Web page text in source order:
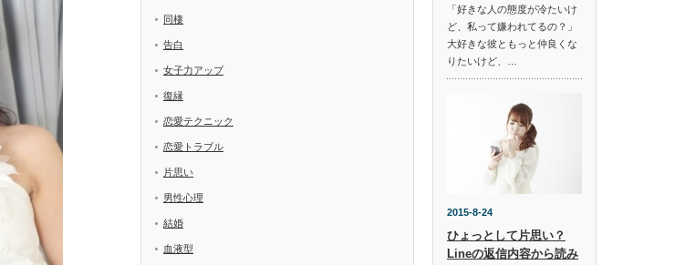
同棲
告白
女子力アップ
復縁
恋愛テクニック
恋愛トラブル
片思い
男性心理
結婚
血液型
「好きな人の態度が冷たいけ
ど、私って嫌われてるの？」
大好きな彼ともっと仲良くな
りたいけど、…
2015-8-24
ひょっとして片思い？
Lineの返信内容から読み